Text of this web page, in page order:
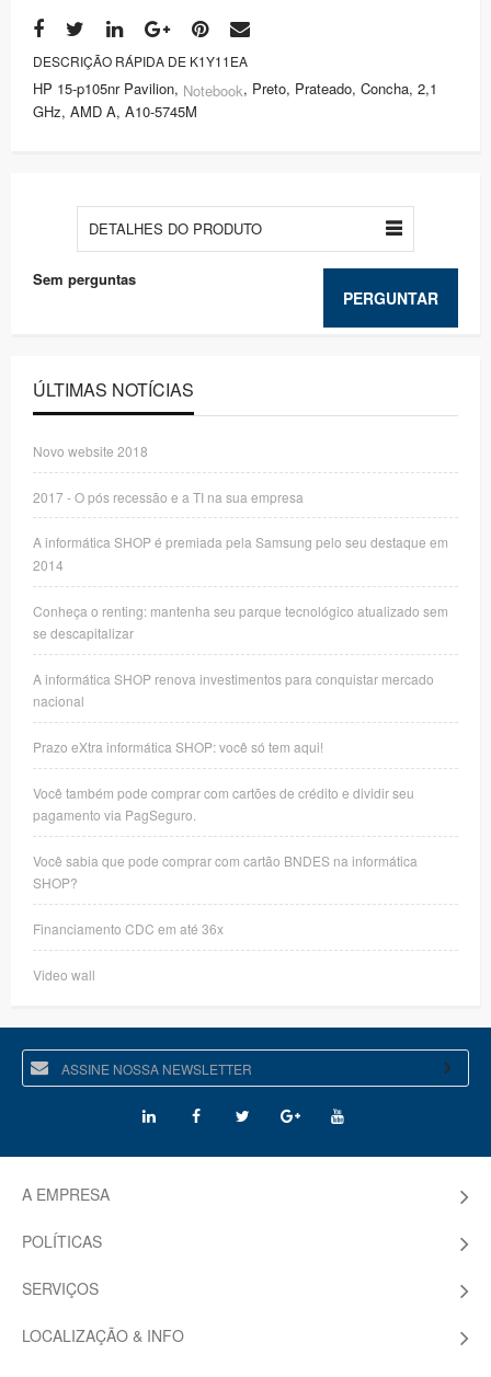
DESCRIÇÃO RÁPIDA DE K1Y11EA
HP 15-p105nr Pavilion, Notebook, Preto, Prateado, Concha, 2,1
GHz, AMD A, A10-5745M
DETALHES DO PRODUTO
PERGUNTAR
Sem perguntas
ÚLTIMAS NOTÍCIAS
Novo website 2018
2017 - O pós recessão e a TI na sua empresa
A informática SHOP é premiada pela Samsung pelo seu destaque em
2014
Conheça o renting: mantenha seu parque tecnológico atualizado sem
se descapitalizar
A informática SHOP renova investimentos para conquistar mercado
nacional
Prazo eXtra informática SHOP: você só tem aqui!
Você também pode comprar com cartões de crédito e dividir seu
pagamento via PagSeguro.
Você sabia que pode comprar com cartão BNDES na informática
SHOP?
Financiamento CDC em até 36x
Video wall
A EMPRESA
POLÍTICAS
SERVIÇOS
LOCALIZAÇÃO & INFO